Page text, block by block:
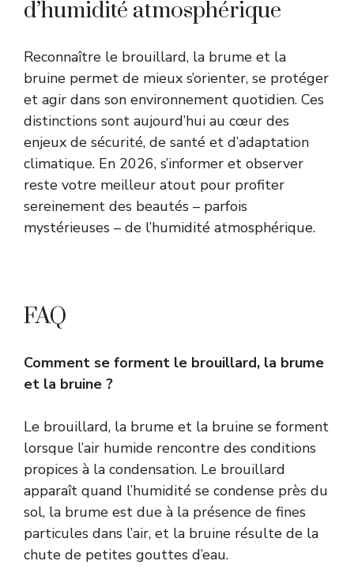
d’humidité atmosphérique
Reconnaître le brouillard, la brume et la
bruine permet de mieux s’orienter, se protéger
et agir dans son environnement quotidien. Ces
distinctions sont aujourd’hui au cœur des
enjeux de sécurité, de santé et d’adaptation
climatique. En 2026, s’informer et observer
reste votre meilleur atout pour profiter
sereinement des beautés – parfois
mystérieuses – de l’humidité atmosphérique.
FAQ
Comment se forment le brouillard, la brume
et la bruine ?
Le brouillard, la brume et la bruine se forment
lorsque l’air humide rencontre des conditions
propices à la condensation. Le brouillard
apparaît quand l’humidité se condense près du
sol, la brume est due à la présence de fines
particules dans l’air, et la bruine résulte de la
chute de petites gouttes d’eau.